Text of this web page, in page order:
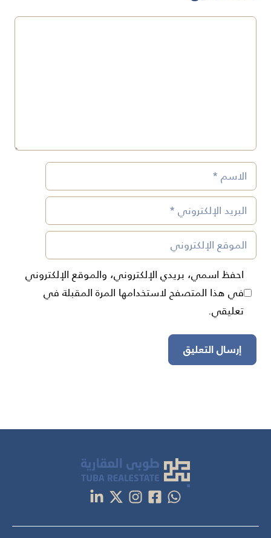
تعليق
الاسم
البريد
الإلكتروني
الموقع
الإلكتروني
احفظ اسمي، بريدي الإلكتروني، والموقع الإلكتروني
في هذا المتصفح لاستخدامها المرة المقبلة في
تعليقي.